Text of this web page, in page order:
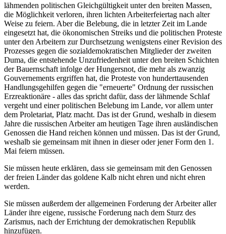
lähmenden politischen Gleichgültigkeit unter den breiten Massen,
die Möglichkeit verloren, ihren lichten Arbeiterfeiertag nach alter
Weise zu feiern. Aber die Belebung, die in letzter Zeit im Lande
eingesetzt hat, die ökonomischen Streiks und die politischen Proteste
unter den Arbeitern zur Durchsetzung wenigstens einer Revision des
Prozesses gegen die sozialdemokratischen Mitglieder der zweiten
Duma, die entstehende Unzufriedenheit unter den breiten Schichten
der Bauernschaft infolge der Hungersnot, die mehr als zwanzig
Gouvernements ergriffen hat, die Proteste von hunderttausenden
Handlungsgehilfen gegen die "erneuerte" Ordnung der russischen
Erzreaktionäre - alles das spricht dafür, dass der lähmende Schlaf
vergeht und einer politischen Belebung im Lande, vor allem unter
dem Proletariat, Platz macht. Das ist der Grund, weshalb in diesem
Jahre die russischen Arbeiter am heutigen Tage ihren ausländischen
Genossen die Hand reichen können und müssen. Das ist der Grund,
weshalb sie gemeinsam mit ihnen in dieser oder jener Form den 1.
Mai feiern müssen.
Sie müssen heute erklären, dass sie gemeinsam mit den Genossen
der freien Länder das goldene Kalb nicht ehren und nicht ehren
werden.
Sie müssen außerdem der allgemeinen Forderung der Arbeiter aller
Länder ihre eigene, russische Forderung nach dem Sturz des
Zarismus, nach der Errichtung der demokratischen Republik
hinzufügen.